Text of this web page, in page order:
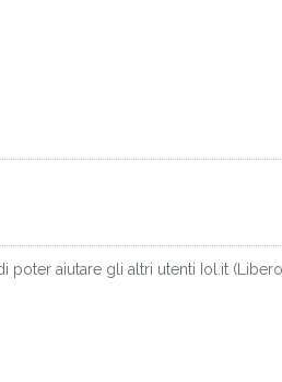
aiutare gli altri utenti Iol.it